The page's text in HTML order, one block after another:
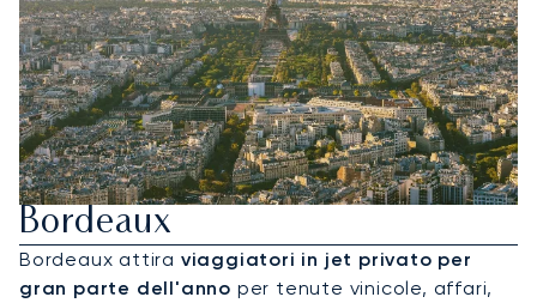
Noleggia Un Jet Privato Per
Bordeaux
Bordeaux attira viaggiatori in jet privato per
gran parte dell'anno per tenute vinicole, affari,